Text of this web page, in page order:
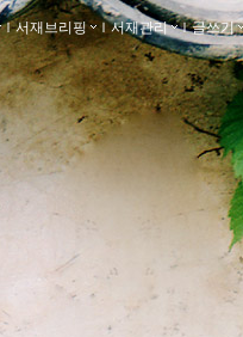
ｌ서재브리핑 ｌ서재관리 ｌ글쓰기